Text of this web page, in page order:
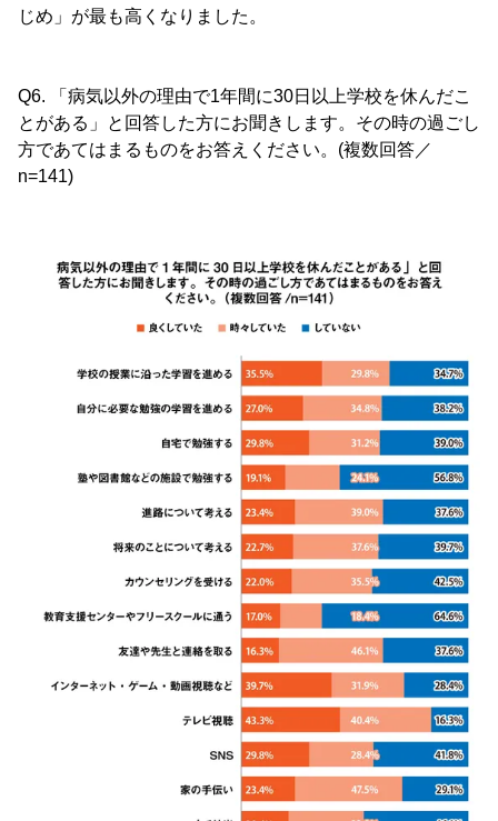
じめ」が最も高くなりました。
Q6. 「病気以外の理由で1年間に30日以上学校を休んだこ
とがある」と回答した方にお聞きします。その時の過ごし
方であてはまるものをお答えください。(複数回答／
n=141)